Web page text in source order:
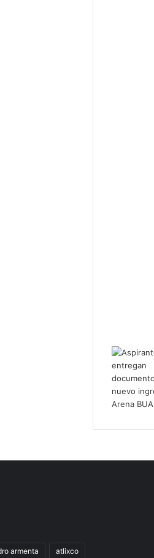
armenta atlixco